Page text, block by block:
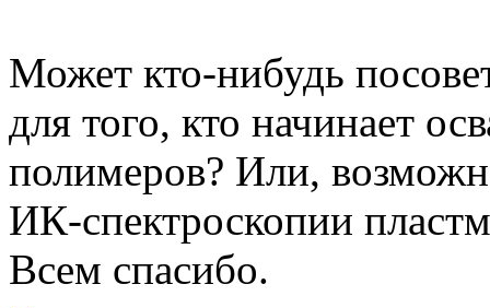
Может кто-нибудь
для того, кто начинает
полимеров? Или,
ИК-спектроскопии
Всем спасибо.